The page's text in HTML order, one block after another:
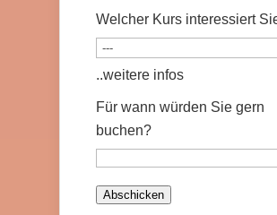
Welcher Kurs interessiert
..weitere infos
Für wann würden Sie gern
buchen?